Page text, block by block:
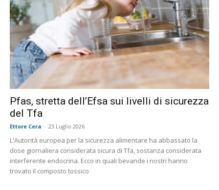
Pfas, stretta dell’Efsa sui livelli di sicurezza
del Tfa
Ettore Cera - 23 Luglio 2026
L'Autorità europea per la sicurezza alimentare ha abbassato la
dose giornaliera considerata sicura di Tfa, sostanza considerata
interferente endocrina. Ecco in quali bevande i nostri hanno
trovato il composto tossico